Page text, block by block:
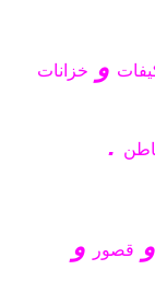
و خزانات
.
و قصور و